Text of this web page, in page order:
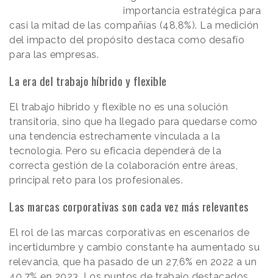
importancia estratégica para
casi la mitad de las compañías (48,8%). La medición
del impacto del propósito destaca como desafío
para las empresas.
La era del trabajo híbrido y flexible
El trabajo híbrido y flexible no es una solución
transitoria, sino que ha llegado para quedarse como
una tendencia estrechamente vinculada a la
tecnología. Pero su eficacia dependerá de la
correcta gestión de la colaboración entre áreas,
principal reto para los profesionales.
Las marcas corporativas son cada vez más relevantes
El rol de las marcas corporativas en escenarios de
incertidumbre y cambio constante ha aumentado su
relevancia, que ha pasado de un 27,6% en 2022 a un